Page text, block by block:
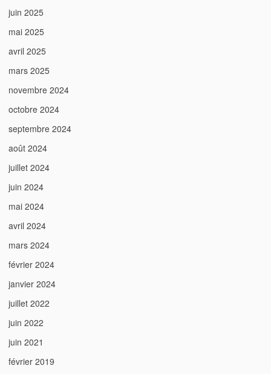
juin 2025
mai 2025
avril 2025
mars 2025
novembre 2024
octobre 2024
septembre 2024
août 2024
juillet 2024
juin 2024
mai 2024
avril 2024
mars 2024
février 2024
janvier 2024
juillet 2022
juin 2022
juin 2021
février 2019